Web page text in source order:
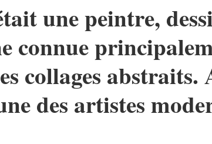
une peintre,
connue
collages
des artistes